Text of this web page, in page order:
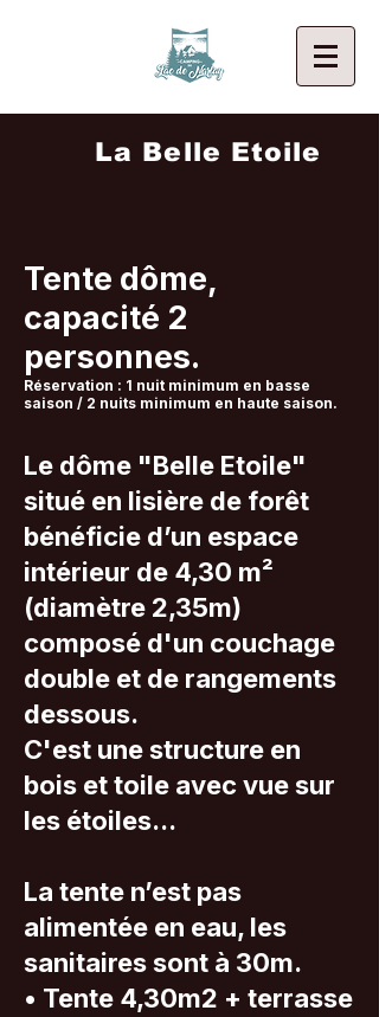
La Belle Etoile
Tente dôme,
capacité 2
personnes.
Réservation : 1 nuit minimum en basse
saison / 2 nuits minimum en haute saison.
Le dôme "Belle Etoile"
situé en lisière de forêt
bénéficie d’un espace
intérieur de 4,30 m²
(diamètre 2,35m)
composé d'un couchage
double et de rangements
dessous.
C'est une structure en
bois et toile avec vue sur
les étoiles...
La tente n’est pas
alimentée en eau, les
sanitaires sont à 30m.
​• Tente 4,30m2 + terrasse